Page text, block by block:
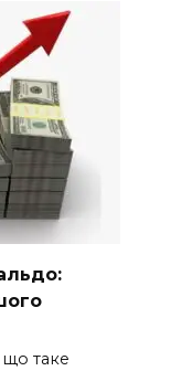
таке